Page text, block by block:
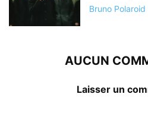
Bruno Polaroid
AUCUN
Laisser un